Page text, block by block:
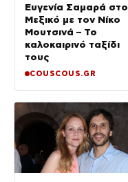
Ευγενία Σαμαρά στο
Μεξικό με τον Νίκο
Μουτσινά – Το
καλοκαιρινό ταξίδι
τους
COUSCOUS.GR